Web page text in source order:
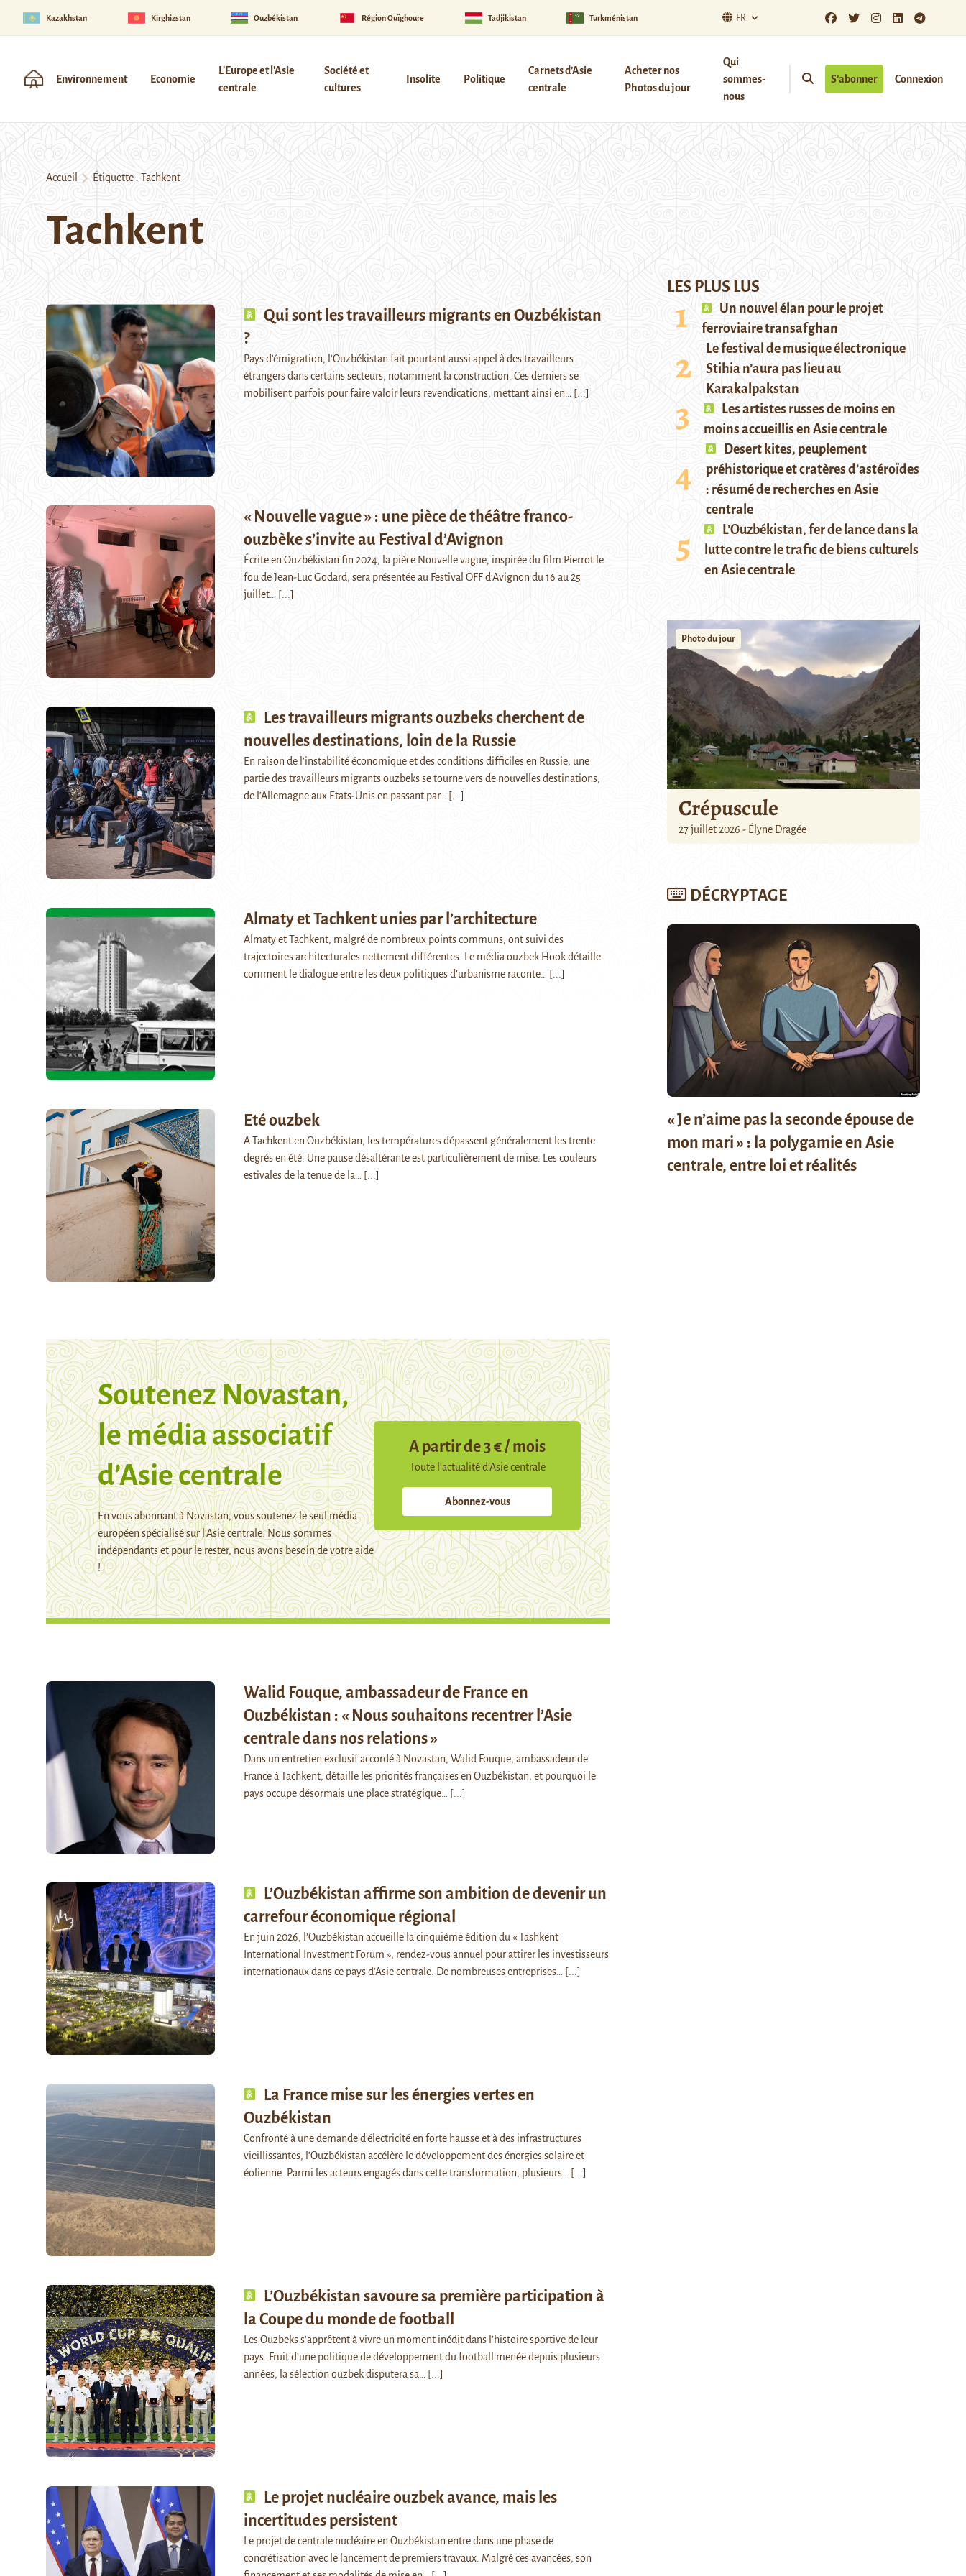
Kazakhstan Kirghizstan Ouzbékistan Région Ouïghoure Tadjikistan Turkménistan FR
Environnement Economie
L'Europe et l'Asie
centrale
Société et
cultures
Insolite Politique
Carnets d’Asie
centrale
Acheter nos
Photos du jour
Qui
sommes-
nous
S’abonner Connexion
Accueil Étiquette : Tachkent
Tachkent
Qui sont les travailleurs migrants en Ouzbékistan
?
Pays d'émigration, l'Ouzbékistan fait pourtant aussi appel à des travailleurs
étrangers dans certains secteurs, notamment la construction. Ces derniers se
mobilisent parfois pour faire valoir leurs revendications, mettant ainsi en…
[...]
« Nouvelle vague » : une pièce de théâtre franco-
ouzbèke s’invite au Festival d’Avignon
Écrite en Ouzbékistan fin 2024, la pièce Nouvelle vague, inspirée du film Pierrot le
fou de Jean-Luc Godard, sera présentée au Festival OFF d’Avignon du 16 au 25
juillet…
[...]
Les travailleurs migrants ouzbeks cherchent de
nouvelles destinations, loin de la Russie
En raison de l’instabilité économique et des conditions difficiles en Russie, une
partie des travailleurs migrants ouzbeks se tourne vers de nouvelles destinations,
de l’Allemagne aux Etats-Unis en passant par…
[...]
Almaty et Tachkent unies par l’architecture
Almaty et Tachkent, malgré de nombreux points communs, ont suivi des
trajectoires architecturales nettement différentes. Le média ouzbek Hook détaille
comment le dialogue entre les deux politiques d’urbanisme raconte…
[...]
Eté ouzbek
A Tachkent en Ouzbékistan, les températures dépassent généralement les trente
degrés en été. Une pause désaltérante est particulièrement de mise. Les couleurs
estivales de la tenue de la…
[...]
Soutenez Novastan,
le média associatif
d’Asie centrale
En vous abonnant à Novastan, vous soutenez le seul média
européen spécialisé sur l’Asie centrale. Nous sommes
indépendants et pour le rester, nous avons besoin de votre aide
!
A partir de 3 € / mois
Toute l’actualité d’Asie centrale
Abonnez-vous
Walid Fouque, ambassadeur de France en
Ouzbékistan : « Nous souhaitons recentrer l’Asie
centrale dans nos relations »
Dans un entretien exclusif accordé à Novastan, Walid Fouque, ambassadeur de
France à Tachkent, détaille les priorités françaises en Ouzbékistan, et pourquoi le
pays occupe désormais une place stratégique…
[...]
L’Ouzbékistan affirme son ambition de devenir un
carrefour économique régional
En juin 2026, l'Ouzbékistan accueille la cinquième édition du « Tashkent
International Investment Forum », rendez-vous annuel pour attirer les investisseurs
internationaux dans ce pays d'Asie centrale. De nombreuses entreprises…
[...]
La France mise sur les énergies vertes en
Ouzbékistan
Confronté à une demande d’électricité en forte hausse et à des infrastructures
vieillissantes, l’Ouzbékistan accélère le développement des énergies solaire et
éolienne. Parmi les acteurs engagés dans cette transformation, plusieurs…
[...]
L’Ouzbékistan savoure sa première participation à
la Coupe du monde de football
Les Ouzbeks s’apprêtent à vivre un moment inédit dans l’histoire sportive de leur
pays. Fruit d’une politique de développement du football menée depuis plusieurs
années, la sélection ouzbek disputera sa…
[...]
Le projet nucléaire ouzbek avance, mais les
incertitudes persistent
Le projet de centrale nucléaire en Ouzbékistan entre dans une phase de
concrétisation avec le lancement de premiers travaux. Malgré ces avancées, son
LES PLUS LUS
Un nouvel élan pour le projet
ferroviaire transafghan
Le festival de musique électronique
Stihia n’aura pas lieu au
Karakalpakstan
Les artistes russes de moins en
moins accueillis en Asie centrale
Desert kites, peuplement
préhistorique et cratères d’astéroïdes
: résumé de recherches en Asie
centrale
L’Ouzbékistan, fer de lance dans la
lutte contre le trafic de biens culturels
en Asie centrale
Photo du jour
Crépuscule
27 juillet 2026 - Élyne Dragée
DÉCRYPTAGE
« Je n’aime pas la seconde épouse de
mon mari » : la polygamie en Asie
centrale, entre loi et réalités